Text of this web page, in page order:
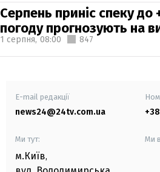
Серпень приніс спеку до
погоду прогнозують на
1 серпня, 08:00 847
E-mail редакції
news24@24tv.com.ua
Ми тут:
м.Київ,
Ми